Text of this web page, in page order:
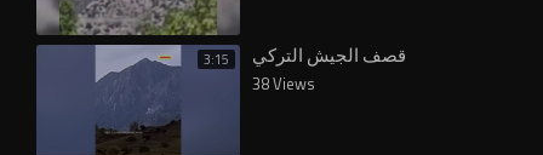
3:15 قصف الجيش التركي
38 Views